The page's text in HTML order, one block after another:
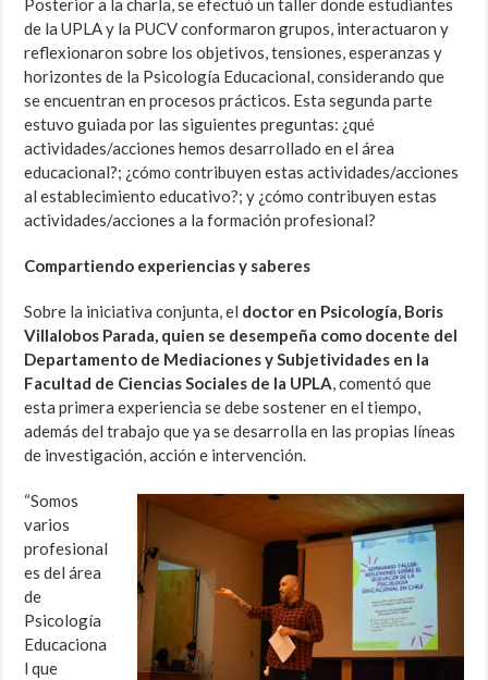
Posterior a la charla, se efectuó un taller donde estudiantes
de la UPLA y la PUCV conformaron grupos, interactuaron y
reflexionaron sobre los objetivos, tensiones, esperanzas y
horizontes de la Psicología Educacional, considerando que
se encuentran en procesos prácticos. Esta segunda parte
estuvo guiada por las siguientes preguntas: ¿qué
actividades/acciones hemos desarrollado en el área
educacional?; ¿cómo contribuyen estas actividades/acciones
al establecimiento educativo?; y ¿cómo contribuyen estas
actividades/acciones a la formación profesional?
Compartiendo experiencias y saberes
Sobre la iniciativa conjunta, el doctor en Psicología, Boris
Villalobos Parada, quien se desempeña como docente del
Departamento de Mediaciones y Subjetividades en la
Facultad de Ciencias Sociales de la UPLA, comentó que
esta primera experiencia se debe sostener en el tiempo,
además del trabajo que ya se desarrolla en las propias líneas
de investigación, acción e intervención.
“Somos
varios
profesional
es del área
de
Psicología
Educaciona
l que